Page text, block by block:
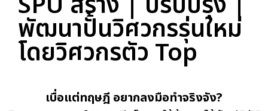
พัฒนาปั้นวิศวกรรุ่นใหม่
โดยวิศวกรตัว Top
เบื่อแต่ทฤษฎี อยากลงมือทำจริงจัง?